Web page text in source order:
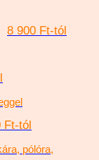
8 900 Ft-tól
Ft-tól
pólóra,